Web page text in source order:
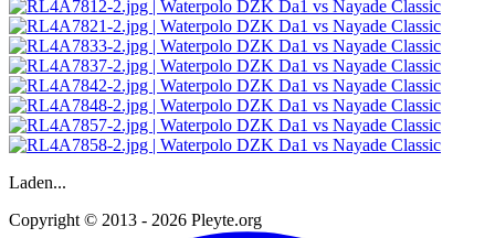
Laden...
Copyright © 2013 - 2026 Pleyte.org